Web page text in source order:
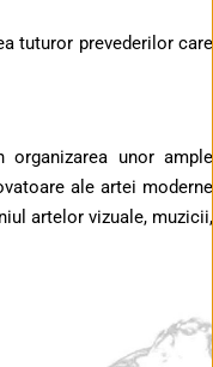
tuturor prevederilor care
unor ample
ale artei moderne
artelor vizuale, muzicii,